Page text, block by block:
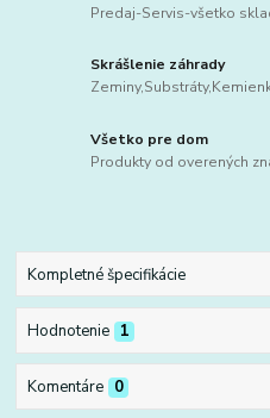
Predaj-Servis-všetko
Skrášlenie záhrady
Všetko pre dom
Produkty od overených
Kompletné špecifikácie
Hodnotenie 1
Komentáre 0